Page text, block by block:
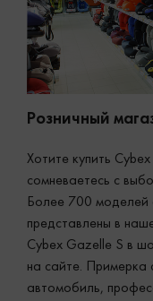
Розничный
Хотите купить
сомневаетесь с
Более 700 моделей
представлены в
Cybex Gazelle S в
на сайте. Примерка
автомобиль,